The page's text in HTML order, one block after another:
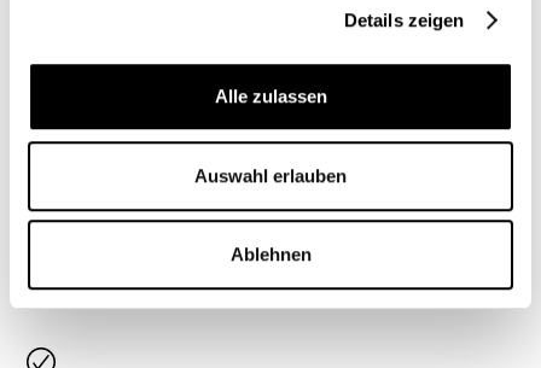
Details zeigen
Alle zulassen
Auswahl erlauben
Ablehnen
doch mal in unserem umfassenden Angebot an
Durchblättern – und leg die gelesenen Exemplare
bitte wieder auf ihren Platz zurück: Zeitschriften
dürfen nicht aus dem NOISE entfernt werden. Unsere
außerdem Bücher ins NOISE-Regal stellen, die du der
Community überlassen möchtest.